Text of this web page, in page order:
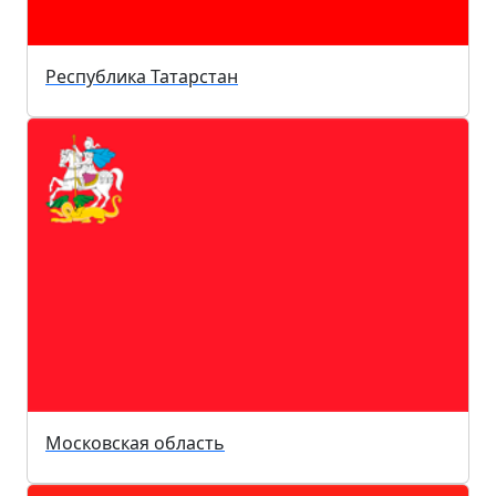
Республика Татарстан
Московская область